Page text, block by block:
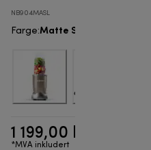
NB904MASL
Farge:Matte Slate
1 199,00 kr
*MVA inkludert